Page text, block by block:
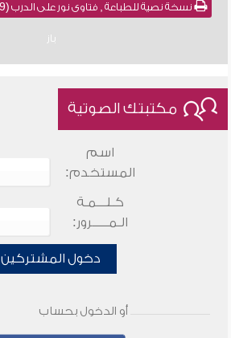
باز
مكتبتك الصوتية
اسم
المستخدم:
كـلـــمـة
الـمـــــرور:
دخول المشتركين
أو الدخول بحساب